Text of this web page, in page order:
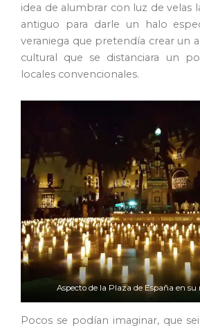
idea de alumbrar con luz de velas
antiguo para darle un halo
veraniega que pretendía crear un
cultural que se distanciara un
locales convencionales.
Aspecto de la Plaza de España en
Pocos se podían imaginar, que